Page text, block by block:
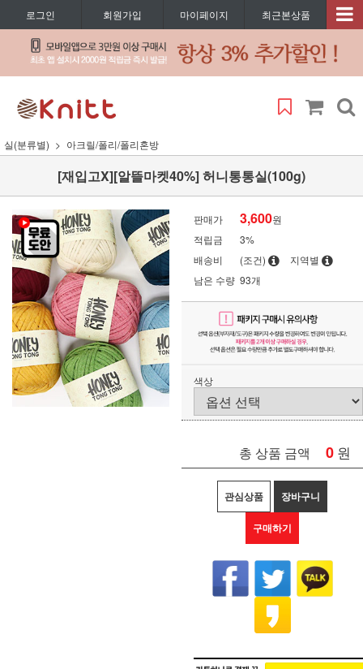
로그인 회원가입 마이페이지 최근본상품
실(분류별) 아크릴/폴리/폴리혼방
[재입고X][알뜰마켓40%] 허니통통실(100g)
판매가 3,600원
적립금
3%
배송비
(조건)
지역별
남은 수량 93개
색상
총 상품 금액 0 원
관심상품 장바구니
구매하기